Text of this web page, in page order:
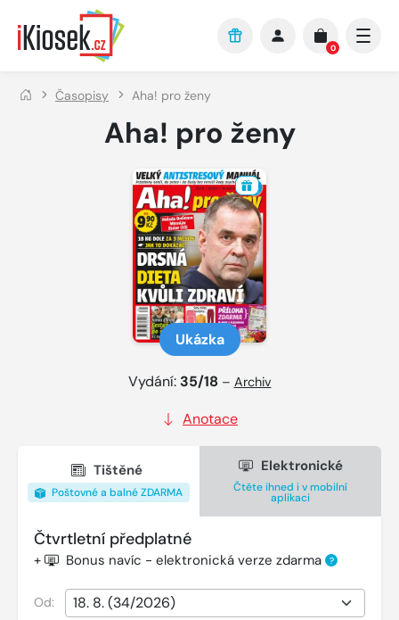
Přejít na hlavní obsah
0
Časopisy Aha! pro ženy
Aha! pro ženy
Ukázka
Vydání: 35/18 – Archiv
Anotace
Tištěné
Poštovné a balné ZDARMA
Elektronické
Čtěte ihned i v mobilní
aplikaci
Čtvrtletní předplatné
+ Bonus navíc - elektronická verze zdarma ?
Od: